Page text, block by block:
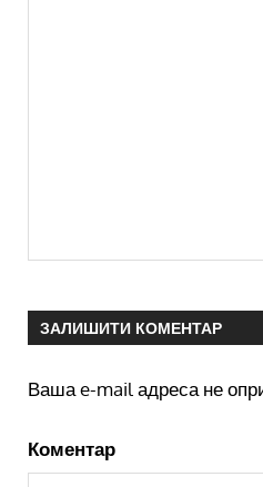
ЗАЛИШИТИ КОМЕНТАР
Ваша e-mail адреса не
Коментар